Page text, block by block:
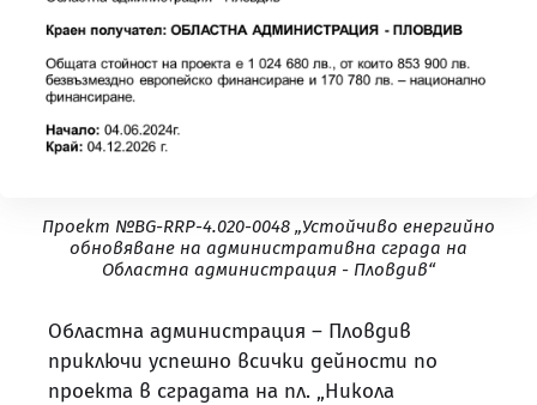
Проект №BG-RRP-4.020-0048 „Устойчиво енергийно
обновяване на административна сграда на
Областна администрация - Пловдив“
Областна администрация – Пловдив
приключи успешно всички дейности по
проекта в сградата на пл. „Никола